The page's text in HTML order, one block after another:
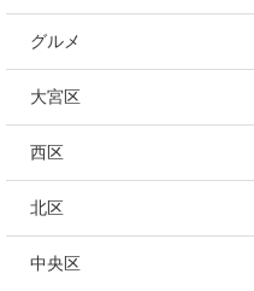
グルメ
大宮区
西区
北区
中央区